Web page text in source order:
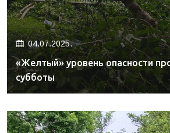
04.07.2025.
«Желтый» уровень опасности
субботы